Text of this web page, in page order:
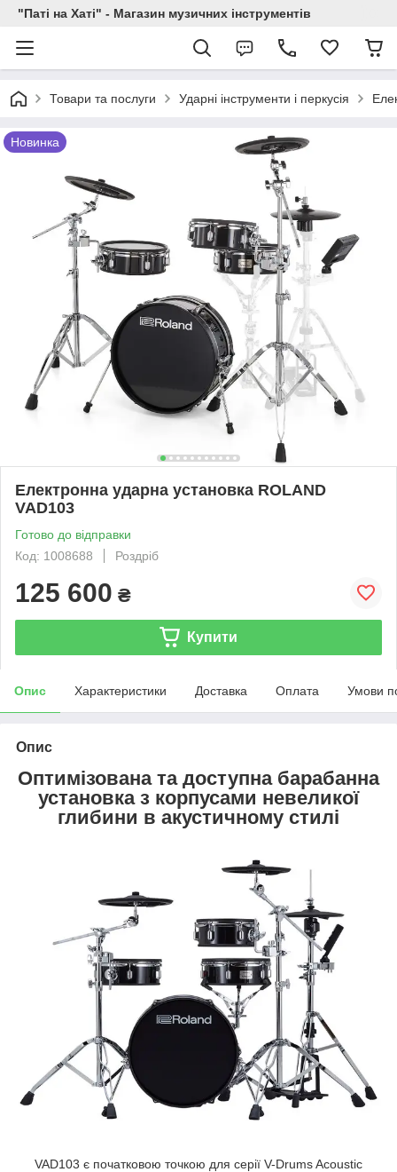
"Паті на Хаті" - Магазин музичних інструментів
Товари та послуги Ударні інструменти і перкусія
Новинка
Електронна ударна установка ROLAND
VAD103
Готово до відправки
Код: 1008688
Роздріб
125 600 ₴
Купити
Опис Характеристики Доставка Оплата Умови
Опис
Оптимізована та доступна барабанна
установка з корпусами невеликої
глибини в акустичному стилі
VAD103 є початковою точкою для серії V-Drums Acoustic